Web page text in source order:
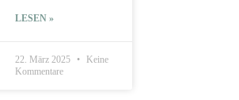
LESEN »
22. März 2025
Keine
Kommentare